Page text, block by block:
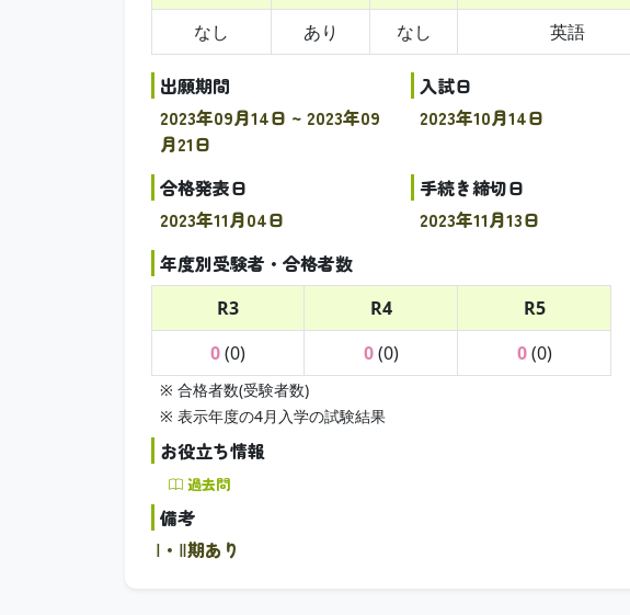
なし
あり なし 英語
出願期間
2023年09月14日 ~ 2023年09
月21日
入試日
2023年10月14日
合格発表日
2023年11月04日
手続き締切日
2023年11月13日
年度別受験者・合格者数
R3 R4
R5
0(0) 0(0) 0(0)
※ 合格者数(受験者数)
※ 表示年度の4月入学の試験結果
お役立ち情報
過去問
備考
Ⅰ・Ⅱ期あり